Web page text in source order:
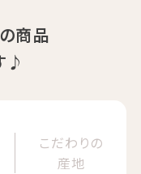
商品
♪
こだわりの
産地